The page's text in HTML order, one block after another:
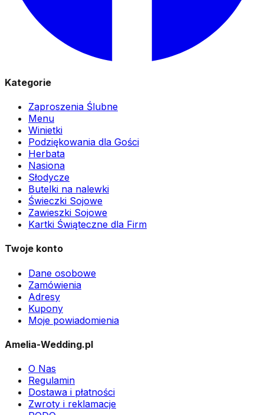
Kategorie
Zaproszenia Ślubne
Menu
Winietki
Podziękowania dla Gości
Herbata
Nasiona
Słodycze
Butelki na nalewki
Świeczki Sojowe
Zawieszki Sojowe
Kartki Świąteczne dla Firm
Twoje konto
Dane osobowe
Zamówienia
Adresy
Kupony
Moje powiadomienia
Amelia-Wedding.pl
O Nas
Regulamin
Dostawa i płatności
Zwroty i reklamacje